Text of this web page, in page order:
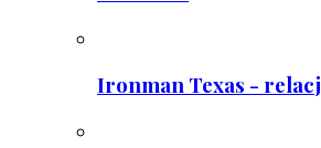
Ironman Texas -